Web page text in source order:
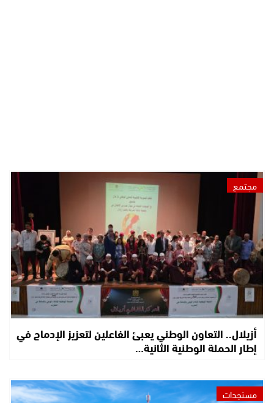
مجتمع
أزيلال.. التعاون الوطني يعبئ الفاعلين لتعزيز الإدماج في
إطار الحملة الوطنية الثانية…
مستجدات